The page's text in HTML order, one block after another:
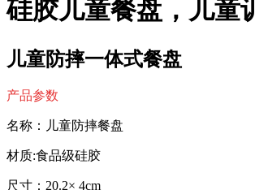
硅胶儿童餐盘，儿童
儿童防摔一体式餐盘
产品参数
名称：儿童防摔餐盘
材质:食品级硅胶
尺寸：20.2× 4cm